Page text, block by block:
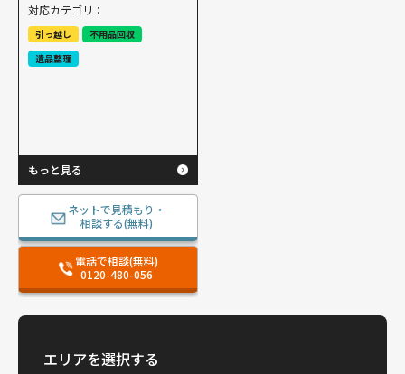
対応カテゴリ：
引っ越し
不用品回収
遺品整理
もっと見る
ネットで見積もり・
相談する(無料)
電話で相談(無料)
0120-480-056
エリアを選択する